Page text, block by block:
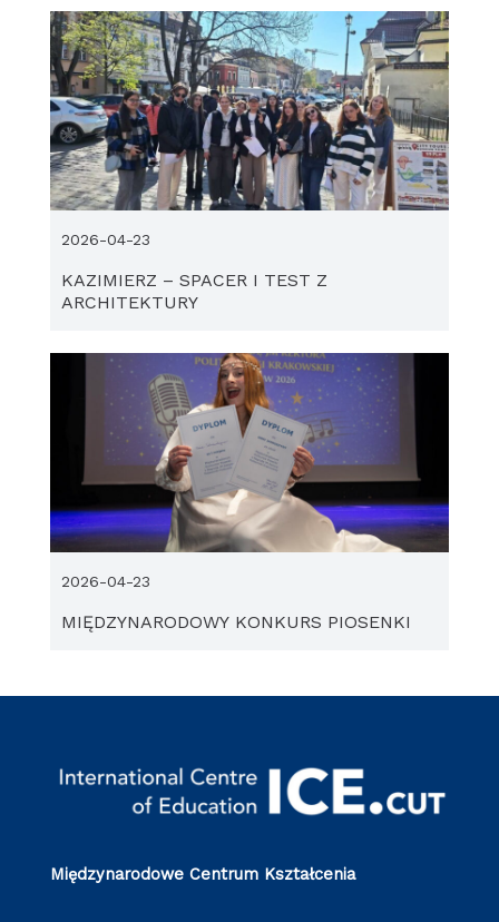
KAZIMIERZ – SPACER I TEST Z
ARCHITEKTURY
2026-04-23
MIĘDZYNARODOWY KONKURS PIOSENKI
2026-04-23
Międzynarodowe Centrum Kształcenia